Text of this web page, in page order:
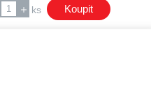
ks Koupit